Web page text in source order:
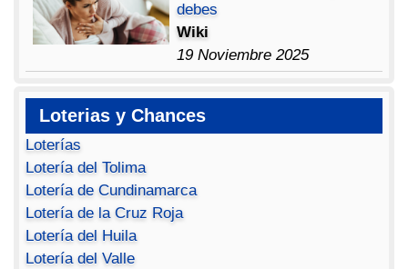
debes
Wiki
19 Noviembre 2025
Loterias y Chances
Loterías
Lotería del Tolima
Lotería de Cundinamarca
Lotería de la Cruz Roja
Lotería del Huila
Lotería del Valle